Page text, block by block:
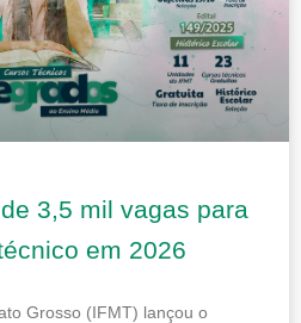
3,5 mil vagas para
em 2026
Grosso (IFMT) lançou o